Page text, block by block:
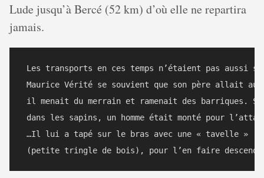
Lude jusqu’à Bercé (52 km) d’où elle ne repartira
jamais.
Les transports en ces temps n’étaient pas aussi
Maurice Vérité se souvient que son père allait au
il menait du merrain et ramenait des barriques.
dans les sapins, un homme était monté pour
…Il lui a tapé sur le bras avec une « tavelle »